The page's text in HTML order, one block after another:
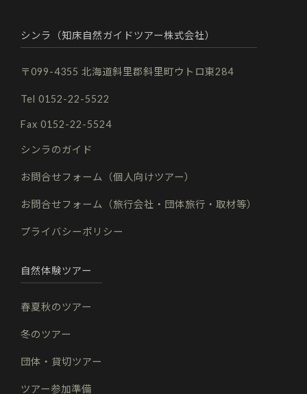
シンラ（知床自然ガイドツアー株式会社）
〒099-4355 北海道斜里郡斜里町ウトロ東284
Tel 0152-22-5522
Fax 0152-22-5524
シンラのガイド
お問合せフォーム（個人向けツアー）
お問合せフォーム（旅行会社・団体旅行・取材等）
プライバシーポリシー
自然体験ツアー
春夏秋のツアー
冬のツアー
団体・貸切ツアー
ツアー参加準備